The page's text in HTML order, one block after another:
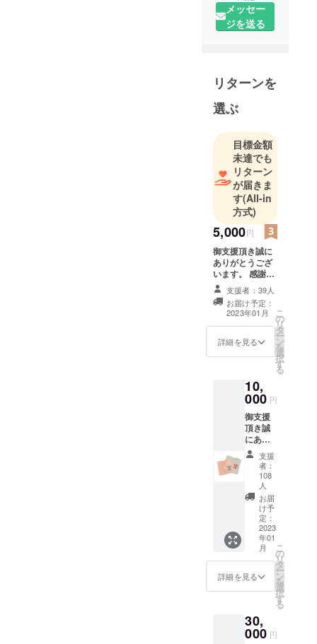
ドサー
ファー。大
体選手とし
て3年間活
動、同タイ
RS:X級の選
手としてオ
リンピック
キャンペー
ンを経験。
25歳の時に
JWA(日本
ウィンド
サーフィン
協会)のプロ
資格を獲
得、プロへ
転向。JWA
最高年間ラ
ンキングは3
年、単身で
スペインへ
活動拠点を
移し1年間
ヨーロッパ
を中心に世
界を転戦、
PWAワール
ドツアース
ラローム年
間総合ラン
キングは日
本人18年ぶ
りの24位。
メッセー
ジを送る
リターンを
選ぶ
目標金額
未達でも
リターン
が届きま
す(All-in
方式)
5,000円
御支援頂き誠に
ありがとうござ
います。 感謝の
気持ちの限定動
画配信をお届け
します。
支援者：39人
お届け予定：
2023年01月
詳細を見る
こ
の
リ
タ
ー
ン
を
選
択
す
る
10,
000 円
御支援
頂き誠
にあり
がとう
ござい
ます。
リター
ン品は
こちら
になり
ます。
1. 特製T
シャツ
（ライ
トピン
レー）
2.限定
支援
者：
108
人
お届
け予
定：
2023
年01
月
詳細を見る
こ
の
リ
タ
ー
ン
を
選
択
す
る
30,
000 円